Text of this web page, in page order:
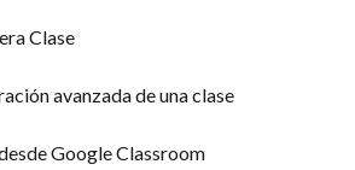
Clase
avanzada de una clase
Google Classroom